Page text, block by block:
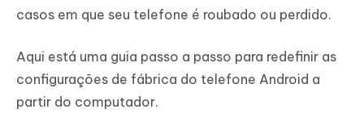
casos em que seu telefone é roubado ou perdido.
Aqui está uma guia passo a passo para redefinir as
configurações de fábrica do telefone Android a
partir do computador.